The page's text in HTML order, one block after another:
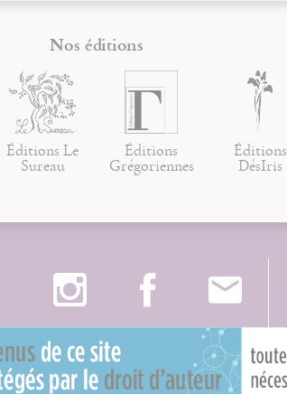
Nos éditions
Éditions Le
Sureau
Éditions
Grégoriennes
Éditions
DésIris